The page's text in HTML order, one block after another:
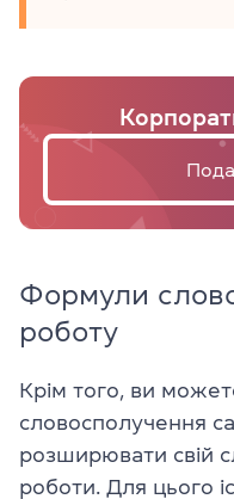
Формули
роботу
Крім того, ви
словосполучення
розширювати свій
роботи. Для цього